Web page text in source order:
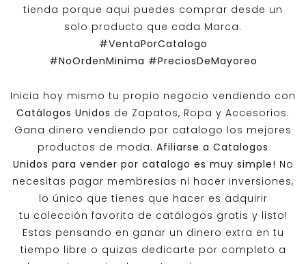
tienda porque aqui puedes comprar desde un
solo producto que cada Marca.
#VentaPorCatalogo
#NoOrdenMinima #PreciosDeMayoreo
Inicia hoy mismo tu propio negocio vendiendo con
Catálogos Unidos de Zapatos, Ropa y Accesorios.
Gana dinero vendiendo por catalogo los mejores
productos de moda. Afiliarse a Catalogos
Unidos para vender por catalogo es muy simple! No
necesitas pagar membresias ni hacer inversiones,
lo único que tienes que hacer es adquirir
tu colección favorita de catálogos gratis y listo!
Estas pensando en ganar un dinero extra en tu
tiempo libre o quizas dedicarte por completo a